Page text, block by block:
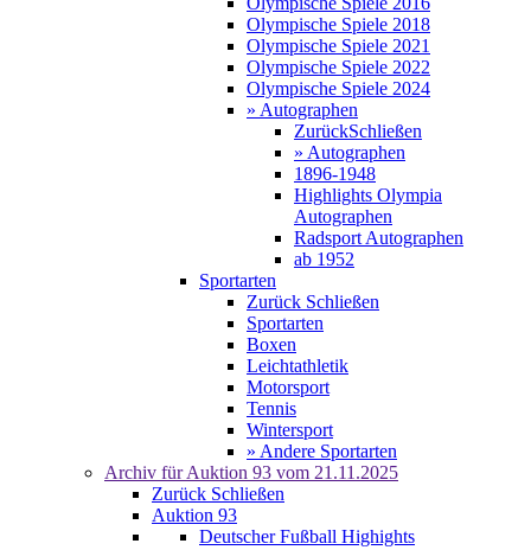
Olympische Spiele 2018
Olympische Spiele 2021
Olympische Spiele 2022
Olympische Spiele 2024
» Autographen
ZurückSchließen
» Autographen
1896-1948
Highlights Olympia
Autographen
Radsport Autographen
ab 1952
Sportarten
Zurück Schließen
Sportarten
Boxen
Leichtathletik
Motorsport
Tennis
Wintersport
» Andere Sportarten
Archiv für Auktion 93 vom 21.11.2025
Zurück Schließen
Auktion 93
Deutscher Fußball Highights